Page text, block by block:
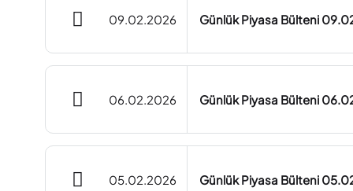
09.02.2026 Günlük Piyasa Bülteni
06.02.2026 Günlük Piyasa Bülteni
05.02.2026 Günlük Piyasa Bülteni